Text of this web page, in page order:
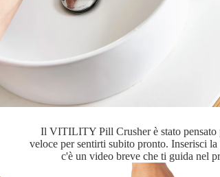
Il VITILITY Pill Crusher è stato pensato
veloce per sentirti subito pronto. Inserisci
c'è un video breve che ti guida nel